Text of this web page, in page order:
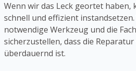
Wenn wir das Leck geortet haben,
schnell und effizient
notwendige Werkzeug und die
sicherzustellen, dass die
überdauernd ist.